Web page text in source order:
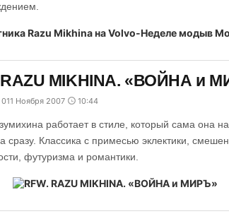
RAZU MIKHINA. «ВОЙНА и
011 Ноября 2007 10:44
работает в стиле, который сама она
сразу. Классика с примесью эклектики,
футуризма и романтики.